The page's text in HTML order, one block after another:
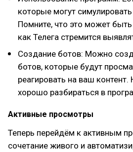
которые могут симулировать
Помните, что это может быть
как Телега стремится
Создание ботов: Можно
ботов, которые будут
реагировать на ваш
хорошо разбираться в
Активные просмотры
Теперь перейдём к активным
сочетание живого и